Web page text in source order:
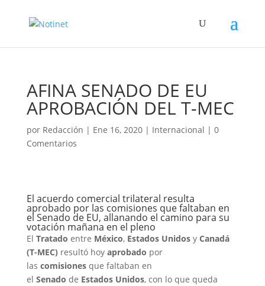
AFINA SENADO DE EU
APROBACIÓN DEL T-MEC
por Redacción | Ene 16, 2020| Internacional | 0
Comentarios
El acuerdo comercial trilateral resulta
aprobado por las comisiones que faltaban en
el Senado de EU, allanando el camino para su
votación mañana en el pleno
El Tratado entre México, Estados Unidosy Canadá
(T-MEC) resultó hoy aprobado por
las comisionesque faltaban en
el Senado de Estados Unidos, con lo que queda